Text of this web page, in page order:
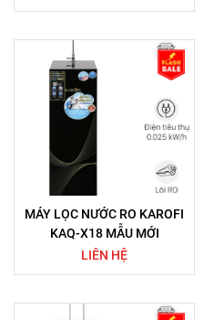
MÁY LỌC NƯỚC RO KAROFI
KAQ-X18 MẪU MỚI
LIÊN HỆ